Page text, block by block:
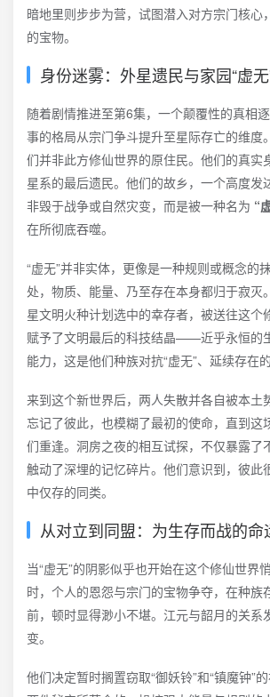
暗地里则步步为营，试图潜入对方宗门核心
的宝物。
身份迷雾：外星遗民与家园“虚
随着剧情推进至第6集，一个颠覆性的真相
事的格局从宗门争斗提升至星际存亡的维度
们并非此方修仙世界的原住民。他们的真实
星系的最后遗民。他们的故乡，一个高度发
非毁于战争或自然灾变，而是被一种名为 “
在所彻底吞噬。
“虚无”并非实体，更像是一种规则或概念的
处，物质、能量、乃至存在本身都归于寂灭
星文明火种计划选中的幸存者，被送往这个
赋予了文明最后的科技结晶——近乎永恒的
能力，这是他们种族对抗“虚无”、延续存在
来到这个新世界后，两人失散并各自被本土
忘记了彼此，也模糊了最初的使命，直到这
们重逢。洞房之夜的相互试探，不仅暴露了
触动了深埋的记忆碎片。他们意识到，彼此
中仅存的同类。
从对立到同盟：为生存而战的命
当“虚无”的阴影似乎也开始在这个修仙世界
时，个人的恩怨与宗门的宝物争夺，在种族
前，顿时显得渺小不堪。江元与韶月的关系
变。
他们决定暂时搁置窃取“御妖铃”和“镇魔钟”